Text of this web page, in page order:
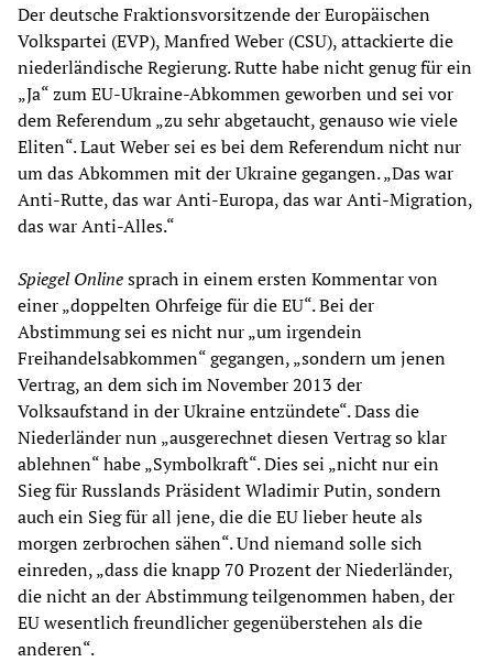
Der deutsche Fraktionsvorsitzende der Europäischen
Volkspartei (EVP), Manfred Weber (CSU), attackierte die
niederländische Regierung. Rutte habe nicht genug für ein
„Ja“ zum EU-Ukraine-Abkommen geworben und sei vor
dem Referendum „zu sehr abgetaucht, genauso wie viele
Eliten“. Laut Weber sei es bei dem Referendum nicht nur
um das Abkommen mit der Ukraine gegangen. „Das war
Anti-Rutte, das war Anti-Europa, das war Anti-Migration,
das war Anti-Alles.“
Spiegel Onlinesprach in einem ersten Kommentar von
einer „doppelten Ohrfeige für die EU“. Bei der
Abstimmung sei es nicht nur „um irgendein
Freihandelsabkommen“ gegangen, „sondern um jenen
Vertrag, an dem sich im November 2013 der
Volksaufstand in der Ukraine entzündete“. Dass die
Niederländer nun „ausgerechnet diesen Vertrag so klar
ablehnen“ habe „Symbolkraft“. Dies sei „nicht nur ein
Sieg für Russlands Präsident Wladimir Putin, sondern
auch ein Sieg für all jene, die die EU lieber heute als
morgen zerbrochen sähen“. Und niemand solle sich
einreden, „dass die knapp 70 Prozent der Niederländer,
die nicht an der Abstimmung teilgenommen haben, der
EU wesentlich freundlicher gegenüberstehen als die
anderen“.